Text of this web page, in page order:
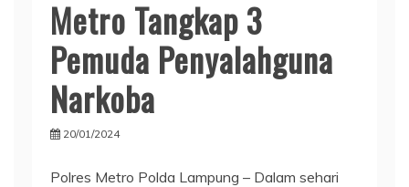
Metro Tangkap 3
Pemuda Penyalahguna
Narkoba
20/01/2024
Polres Metro Polda Lampung – Dalam sehari